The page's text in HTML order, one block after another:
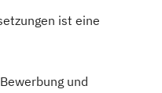
ist eine
und